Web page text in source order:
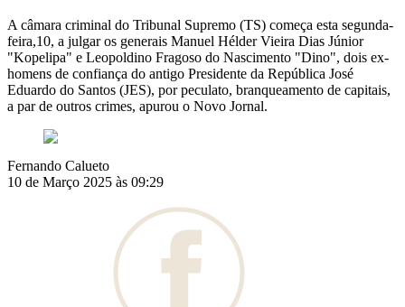
A câmara criminal do Tribunal Supremo (TS) começa esta segunda-
feira,10, a julgar os generais Manuel Hélder Vieira Dias Júnior
"Kopelipa" e Leopoldino Fragoso do Nascimento "Dino", dois ex-
homens de confiança do antigo Presidente da República José
Eduardo do Santos (JES), por peculato, branqueamento de capitais,
a par de outros crimes, apurou o Novo Jornal.
Fernando Calueto
10 de Março 2025 às 09:29